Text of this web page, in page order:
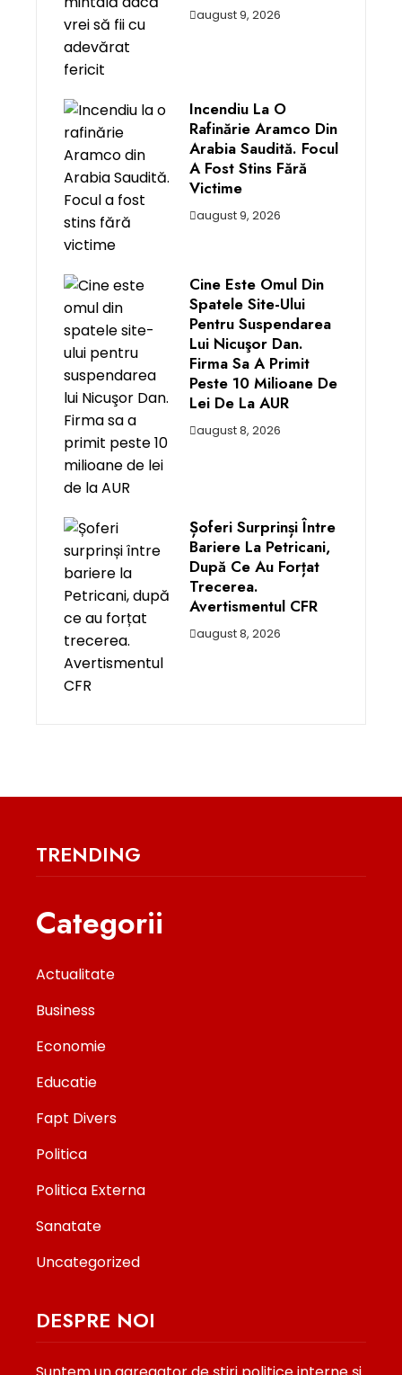
august 9, 2026
Incendiu La O
Rafinărie Aramco Din
Arabia Saudită. Focul
A Fost Stins Fără
Victime
august 9, 2026
Cine Este Omul Din
Spatele Site-Ului
Pentru Suspendarea
Lui Nicuşor Dan.
Firma Sa A Primit
Peste 10 Milioane De
Lei De La AUR
august 8, 2026
Șoferi Surprinși Între
Bariere La Petricani,
După Ce Au Forțat
Trecerea.
Avertismentul CFR
august 8, 2026
TRENDING
Categorii
Actualitate
Business
Economie
Educatie
Fapt Divers
Politica
Politica Externa
Sanatate
Uncategorized
DESPRE NOI